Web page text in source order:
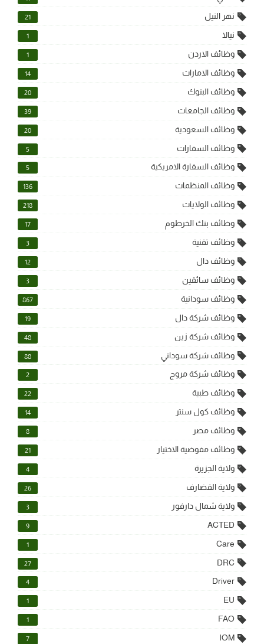
نهر النيل 21
نيالا 1
وظائف الاردن 1
وظائف الامارات 14
وظائف البنوك 20
وظائف الجامعات 39
وظائف السعودية 20
وظائف السفارات 5
وظائف السفارة الامريكية 5
وظائف المنظمات 136
وظائف الولايات 218
وظائف بنك الخرطوم 17
وظائف تقنية 3
وظائف دال 12
وظائف سائقين 3
وظائف سودانية 867
وظائف شركة دال 19
وظائف شركة زين 48
وظائف شركة سوداني 88
وظائف شركة مروج 2
وظائف طبية 22
وظائف كول سنتر 14
وظائف مصر 8
وظائف مفوضية الاختيار 21
ولاية الجزيرة 4
ولاية القضارف 26
ولاية شمال دارفور 3
ACTED
9
Care
1
DRC
27
Driver
4
EU
1
FAO
1
IOM
7